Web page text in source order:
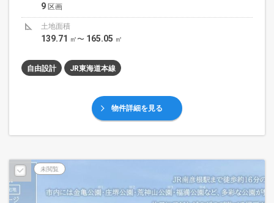
9 区画
土地面積
139.71 ㎡〜 165.05 ㎡
自由設計 JR東海道本線
物件詳細を見る
未閲覧